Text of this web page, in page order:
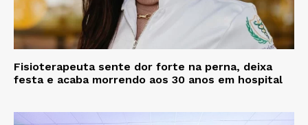
Fisioterapeuta sente dor forte na perna, deixa
festa e acaba morrendo aos 30 anos em hospital